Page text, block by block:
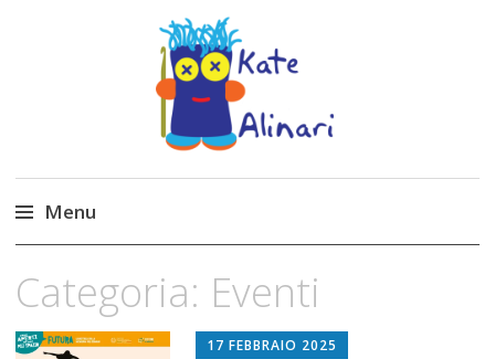
Made by Kate
Kate Alinari, corsi di uncinetto, entusiasmo,
schemi gratuiti, amigurumi, I Balocchi del Tipo
Strano, traduzioni e tanto divertimento!
Menu
to
Categoria: Eventi
17 FEBBRAIO 2025